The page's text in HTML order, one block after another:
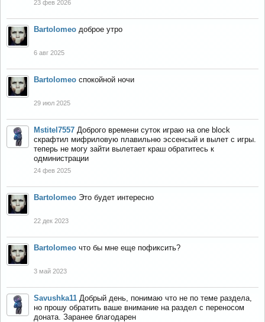
23 фев 2026
Bartolomeo доброе утро
6 авг 2025
Bartolomeo спокойной ночи
29 июл 2025
Mstitel7557 Доброго времени суток играю на one block
скрафтил мифриловую плавильню эссенсый и вылет с игры.
теперь не могу зайти вылетает краш обратитесь к
одминистрации
24 фев 2025
Bartolomeo Это будет интересно
22 дек 2023
Bartolomeo что бы мне еще пофиксить?
3 май 2023
Savushka11 Добрый день, понимаю что не по теме раздела,
но прошу обратить ваше внимание на раздел с переносом
доната. Заранее благодарен